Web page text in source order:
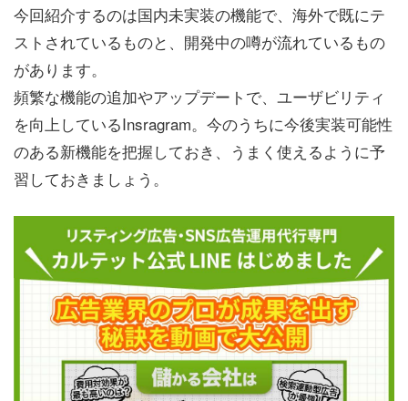
今回紹介するのは国内未実装の機能で、海外で既にテ
ストされているものと、開発中の噂が流れているもの
があります。
頻繁な機能の追加やアップデートで、ユーザビリティ
を向上しているInsragram。今のうちに今後実装可能性
のある新機能を把握しておき、うまく使えるように予
習しておきましょう。